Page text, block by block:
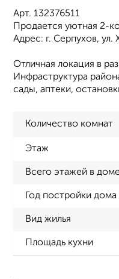
Арт. 132376511
Продается уютная 2-
Адрес: г. Серпухов,
Отличная локация в
Инфраструктура
сады, аптеки,
Количество комнат
Этаж
Всего этажей в доме
Год постройки дома
Вид жилья
Площадь кухни